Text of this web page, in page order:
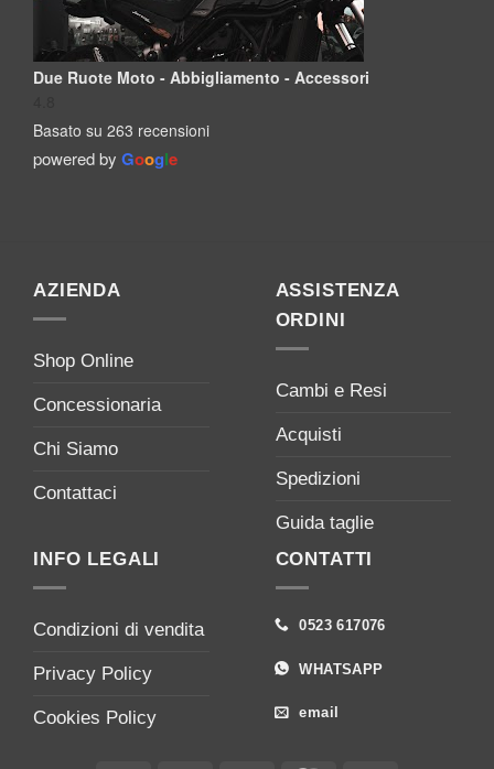
Due Ruote Moto - Abbigliamento - Accessori
Basato su 263 recensioni
powered by Google
AZIENDA
Shop Online
Concessionaria
Chi Siamo
Contattaci
ASSISTENZA
ORDINI
Cambi e Resi
Acquisti
Spedizioni
Guida taglie
INFO LEGALI
Condizioni di vendita
Privacy Policy
Cookies Policy
CONTATTI
0523 617076
WHATSAPP
email